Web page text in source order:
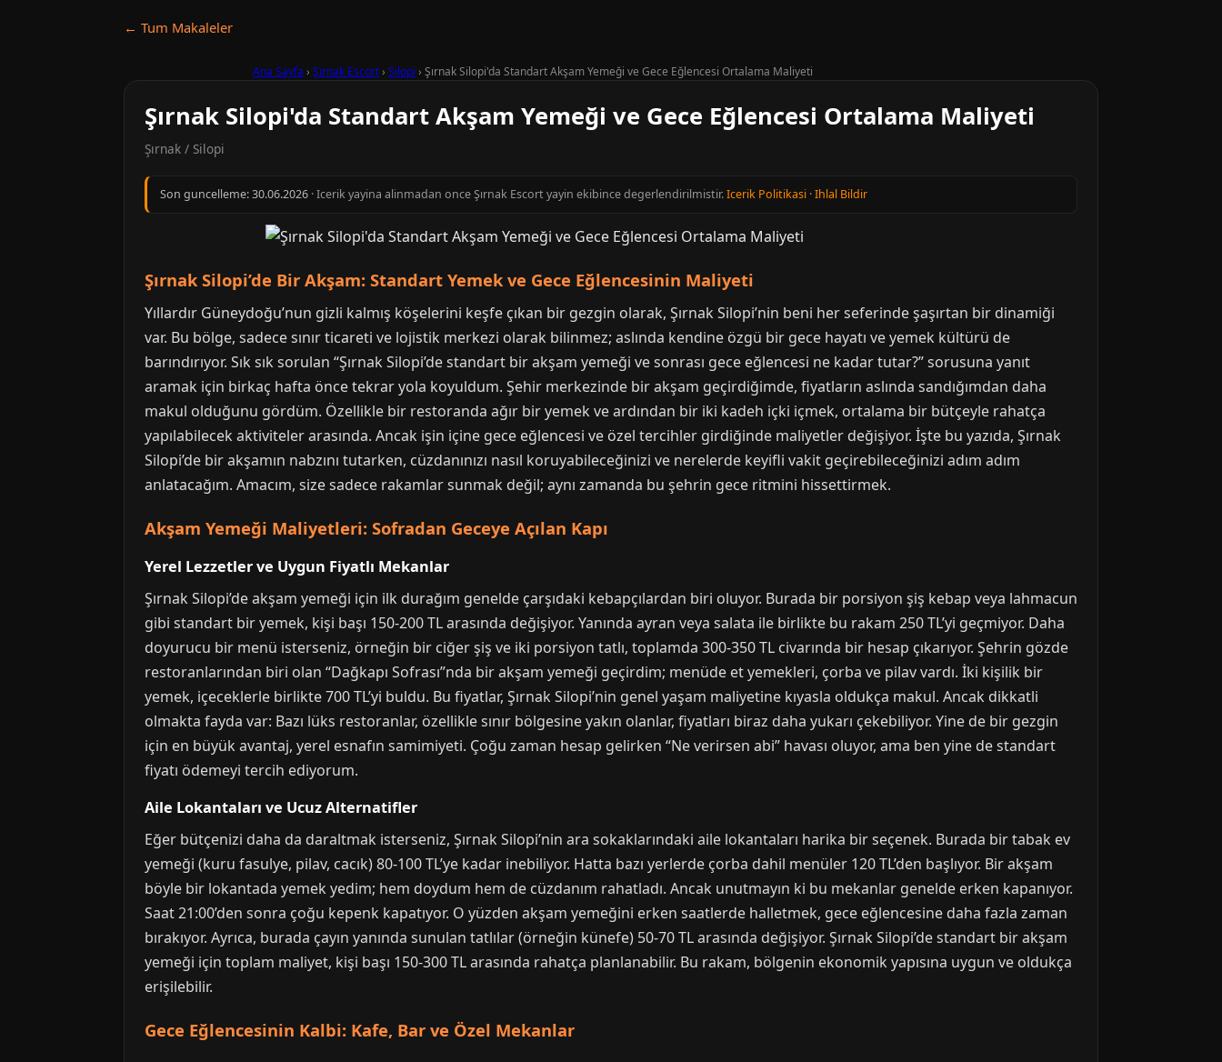
← Tum Makaleler
Ana Sayfa › Şırnak Escort› Silopi › Şırnak Silopi'da Standart Akşam Yemeği ve Gece Eğlencesi Ortalama Maliyeti
Şırnak Silopi'da Standart Akşam Yemeği ve Gece Eğlencesi Ortalama Maliyeti
Şırnak / Silopi
Son guncelleme:30.06.2026 · Icerik yayina alinmadan once Şırnak Escort yayin ekibince degerlendirilmistir.Icerik Politikasi ·Ihlal Bildir
Şırnak Silopi’de Bir Akşam: Standart Yemek ve Gece Eğlencesinin Maliyeti
Yıllardır Güneydoğu’nun gizli kalmış köşelerini keşfe çıkan bir gezgin olarak, Şırnak Silopi’nin beni her seferinde şaşırtan bir dinamiği
var. Bu bölge, sadece sınır ticareti ve lojistik merkezi olarak bilinmez; aslında kendine özgü bir gece hayatı ve yemek kültürü de
barındırıyor. Sık sık sorulan “Şırnak Silopi’de standart bir akşam yemeği ve sonrası gece eğlencesi ne kadar tutar?” sorusuna yanıt
aramak için birkaç hafta önce tekrar yola koyuldum. Şehir merkezinde bir akşam geçirdiğimde, fiyatların aslında sandığımdan daha
makul olduğunu gördüm. Özellikle bir restoranda ağır bir yemek ve ardından bir iki kadeh içki içmek, ortalama bir bütçeyle rahatça
yapılabilecek aktiviteler arasında. Ancak işin içine gece eğlencesi ve özel tercihler girdiğinde maliyetler değişiyor. İşte bu yazıda, Şırnak
Silopi’de bir akşamın nabzını tutarken, cüzdanınızı nasıl koruyabileceğinizi ve nerelerde keyifli vakit geçirebileceğinizi adım adım
anlatacağım. Amacım, size sadece rakamlar sunmak değil; aynı zamanda bu şehrin gece ritmini hissettirmek.
Akşam Yemeği Maliyetleri: Sofradan Geceye Açılan Kapı
Yerel Lezzetler ve Uygun Fiyatlı Mekanlar
Şırnak Silopi’de akşam yemeği için ilk durağım genelde çarşıdaki kebapçılardan biri oluyor. Burada bir porsiyon şiş kebap veya lahmacun
gibi standart bir yemek, kişi başı 150-200 TL arasında değişiyor. Yanında ayran veya salata ile birlikte bu rakam 250 TL’yi geçmiyor. Daha
doyurucu bir menü isterseniz, örneğin bir ciğer şiş ve iki porsiyon tatlı, toplamda 300-350 TL civarında bir hesap çıkarıyor. Şehrin gözde
restoranlarından biri olan “Dağkapı Sofrası”nda bir akşam yemeği geçirdim; menüde et yemekleri, çorba ve pilav vardı. İki kişilik bir
yemek, içeceklerle birlikte 700 TL’yi buldu. Bu fiyatlar, Şırnak Silopi’nin genel yaşam maliyetine kıyasla oldukça makul. Ancak dikkatli
olmakta fayda var: Bazı lüks restoranlar, özellikle sınır bölgesine yakın olanlar, fiyatları biraz daha yukarı çekebiliyor. Yine de bir gezgin
için en büyük avantaj, yerel esnafın samimiyeti. Çoğu zaman hesap gelirken “Ne verirsen abi” havası oluyor, ama ben yine de standart
fiyatı ödemeyi tercih ediyorum.
Aile Lokantaları ve Ucuz Alternatifler
Eğer bütçenizi daha da daraltmak isterseniz, Şırnak Silopi’nin ara sokaklarındaki aile lokantaları harika bir seçenek. Burada bir tabak ev
yemeği (kuru fasulye, pilav, cacık) 80-100 TL’ye kadar inebiliyor. Hatta bazı yerlerde çorba dahil menüler 120 TL’den başlıyor. Bir akşam
böyle bir lokantada yemek yedim; hem doydum hem de cüzdanım rahatladı. Ancak unutmayın ki bu mekanlar genelde erken kapanıyor.
Saat 21:00’den sonra çoğu kepenk kapatıyor. O yüzden akşam yemeğini erken saatlerde halletmek, gece eğlencesine daha fazla zaman
bırakıyor. Ayrıca, burada çayın yanında sunulan tatlılar (örneğin künefe) 50-70 TL arasında değişiyor. Şırnak Silopi’de standart bir akşam
yemeği için toplam maliyet, kişi başı 150-300 TL arasında rahatça planlanabilir. Bu rakam, bölgenin ekonomik yapısına uygun ve oldukça
erişilebilir.
Gece Eğlencesinin Kalbi: Kafe, Bar ve Özel Mekanlar